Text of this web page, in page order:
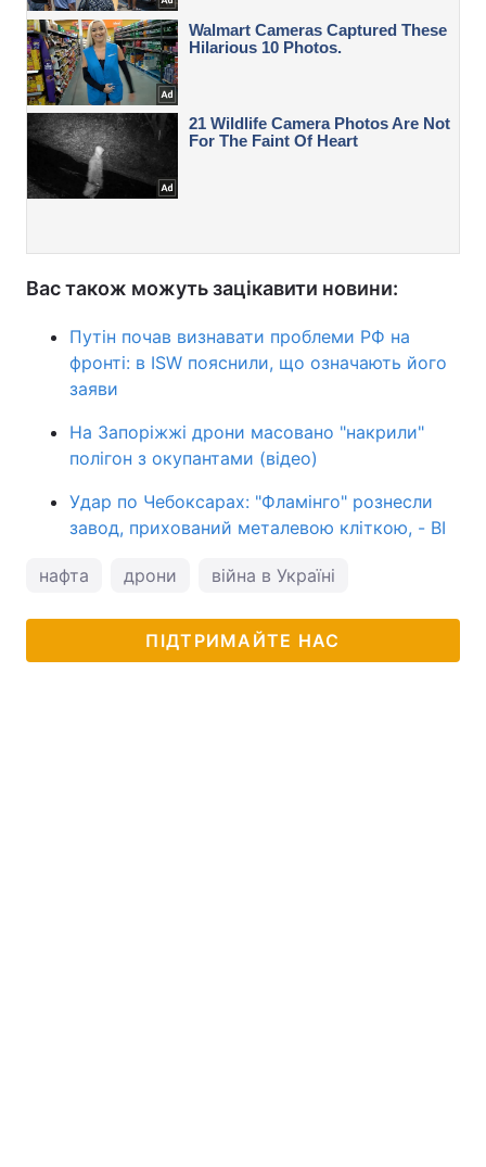
Вас також можуть зацікавити новини:
Путін почав визнавати проблеми РФ на
фронті: в ISW пояснили, що означають його
заяви
На Запоріжжі дрони масовано "накрили"
полігон з окупантами (відео)
Удар по Чебоксарах: "Фламінго" рознесли
завод, прихований металевою кліткою, - BI
нафта дрони війна в Україні
ПІДТРИМАЙТЕ НАС